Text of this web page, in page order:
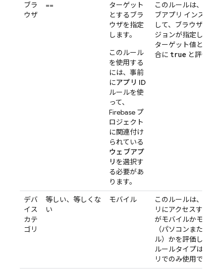
ブラ
ウザ
==
ターゲット
とするブラ
ウザを指定
します。
このルール
を使用する
には、事前
にアプリ ID
ルールを使
って、
Firebase プ
ロジェクト
に関連付け
られている
ウェブアプ
リ を選択す
る必要があ
ります。
このルールは、特定
ブアプリ インスタン
して、ブラウザとそ
ジョンが指定したリ
ターゲット値と一致
合に true と評価さ
デバ
イス
カテ
ゴリ
等しい、等しくな
い
モバイル
このルールは、ウェ
リにアクセスするデ
がモバイルかモバイ
（パソコンまたはコ
ル）かを評価します
ルールタイプはウェ
リでのみ使用できま